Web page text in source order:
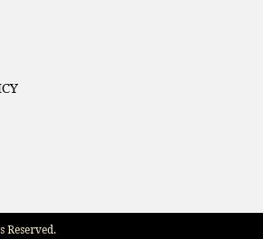
Reserved.